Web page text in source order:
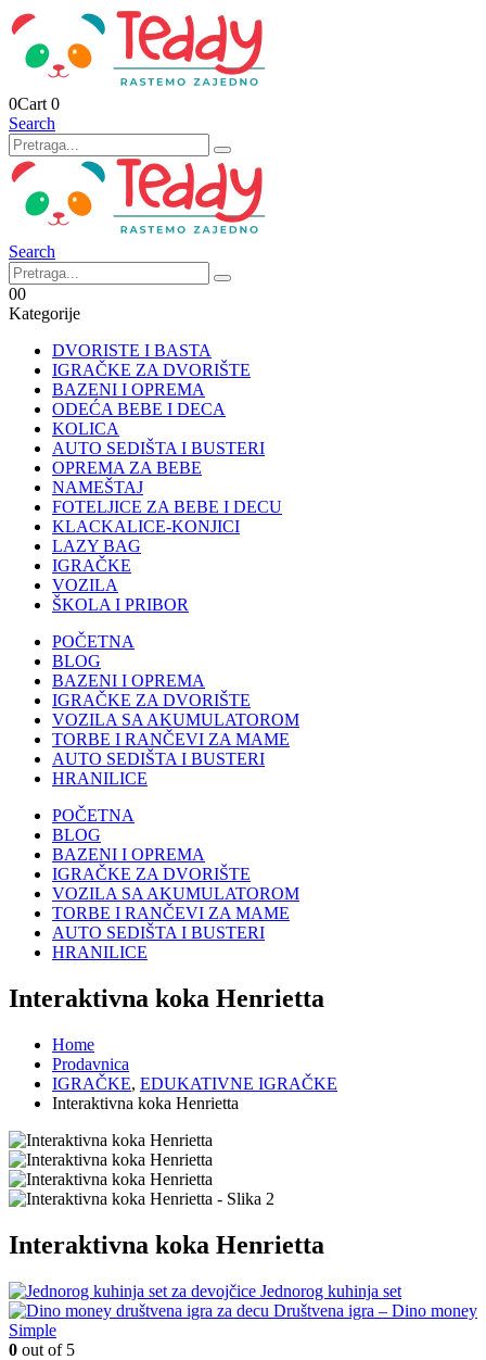
0Cart 0
Search
Search
00
Kategorije
DVORISTE I BASTA
IGRAČKE ZA DVORIŠTE
BAZENI I OPREMA
ODEĆA BEBE I DECA
KOLICA
AUTO SEDIŠTA I BUSTERI
OPREMA ZA BEBE
NAMEŠTAJ
FOTELJICE ZA BEBE I DECU
KLACKALICE-KONJICI
LAZY BAG
IGRAČKE
VOZILA
ŠKOLA I PRIBOR
POČETNA
BLOG
BAZENI I OPREMA
IGRAČKE ZA DVORIŠTE
VOZILA SA AKUMULATOROM
TORBE I RANČEVI ZA MAME
AUTO SEDIŠTA I BUSTERI
HRANILICE
POČETNA
BLOG
BAZENI I OPREMA
IGRAČKE ZA DVORIŠTE
VOZILA SA AKUMULATOROM
TORBE I RANČEVI ZA MAME
AUTO SEDIŠTA I BUSTERI
HRANILICE
Interaktivna koka Henrietta
Home
Prodavnica
IGRAČKE, EDUKATIVNE IGRAČKE
Interaktivna koka Henrietta
Interaktivna koka Henrietta
Jednorog kuhinja set
Društvena igra – Dino money
Simple
0 out of 5